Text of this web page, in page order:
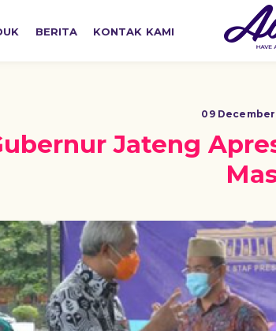
BERITA KONTAK KAMI
09
Jateng